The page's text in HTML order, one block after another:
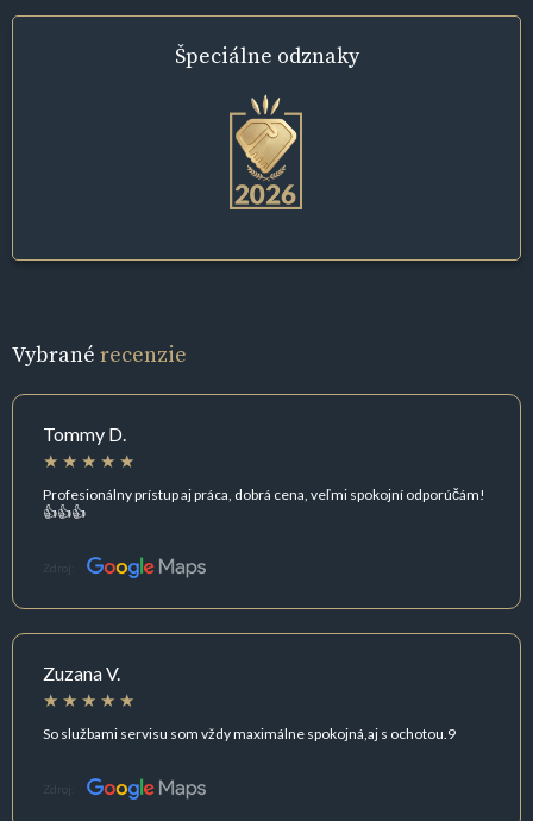
Špeciálne odznaky
Vybrané recenzie
Tommy D.
Profesionálny prístup aj práca, dobrá cena, veľmi spokojní odporúčám!
👍👍👍
Zdroj:
Zuzana V.
So službami servisu som vždy maximálne spokojná,aj s ochotou.9
Zdroj: